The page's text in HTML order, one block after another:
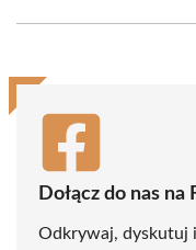
(Twitter)
Dołącz do nas na
Odkrywaj, dyskutuj